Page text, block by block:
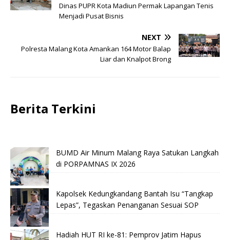
Dinas PUPR Kota Madiun Permak Lapangan Tenis
Menjadi Pusat Bisnis
NEXT
Polresta Malang Kota Amankan 164 Motor Balap
Liar dan Knalpot Brong
Berita Terkini
BUMD Air Minum Malang Raya Satukan Langkah
di PORPAMNAS IX 2026
Kapolsek Kedungkandang Bantah Isu “Tangkap
Lepas”, Tegaskan Penanganan Sesuai SOP
Hadiah HUT RI ke-81: Pemprov Jatim Hapus